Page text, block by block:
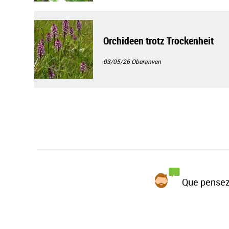
Orchideen trotz Trockenheit
03/05/26Oberanven
Que